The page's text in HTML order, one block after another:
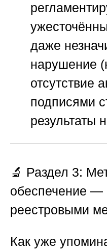
даже
нарушение
отсутствие
подписями
результаты
🔬 Раздел 3:
обеспечение —
реестровыми
Как уже